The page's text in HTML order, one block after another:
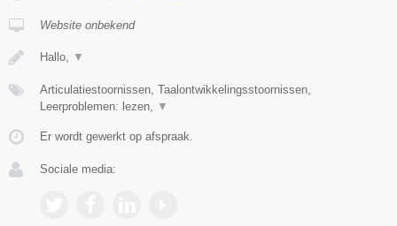
Website onbekend
Hallo, ▼
Articulatiestoornissen, Taalontwikkelingsstoornissen,
Leerproblemen: lezen,
▼
Er wordt gewerkt op afspraak.
Sociale media: